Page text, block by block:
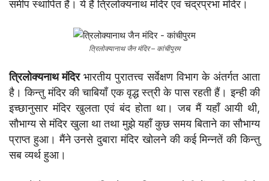
समीप स्थापित हैं। ये हैं त्रिलोक्यनाथ मंदिर एवं चंद्रप्रभा मंदिर।
त्रिलोक्यानाथ जैन मंदिर – कांचीपुरम
त्रिलोक्यनाथ मंदिरभारतीय पुरातत्त्व सर्वेक्षण विभाग के अंतर्गत आता
है। किन्तु मंदिर की चाबियाँ एक वृद्ध स्त्री के पास रहती हैं। इन्ही की
इच्छानुसार मंदिर खुलता एवं बंद होता था। जब मैं यहाँ आयी थी,
सौभाग्य से मंदिर खुला था तथा मुझे यहाँ कुछ समय बिताने का सौभाग्य
प्राप्त हुआ। मैंने उनसे दुबारा मंदिर खोलने की कई मिन्नतें की किन्तु
सब व्यर्थ हुआ।